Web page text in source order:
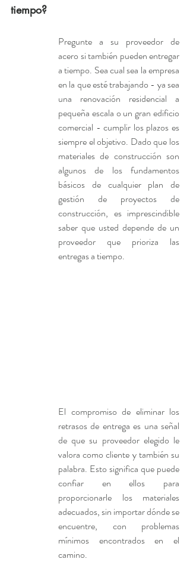
tiempo?
Pregunte a su proveedor de
acero si también pueden entregar
a tiempo. Sea cual sea la empresa
en la que esté trabajando - ya sea
una renovación residencial a
pequeña escala o un gran edificio
comercial - cumplir los plazos es
siempre el objetivo. Dado que los
materiales de construcción son
algunos de los fundamentos
básicos de cualquier plan de
gestión de proyectos de
construcción, es imprescindible
saber que usted depende de un
proveedor que prioriza las
entregas a tiempo.
El compromiso de eliminar los
retrasos de entrega es una señal
de que su proveedor elegido le
valora como cliente y también su
palabra. Esto significa que puede
confiar en ellos para
proporcionarle los materiales
adecuados, sin importar dónde se
encuentre, con problemas
mínimos encontrados en el
camino.